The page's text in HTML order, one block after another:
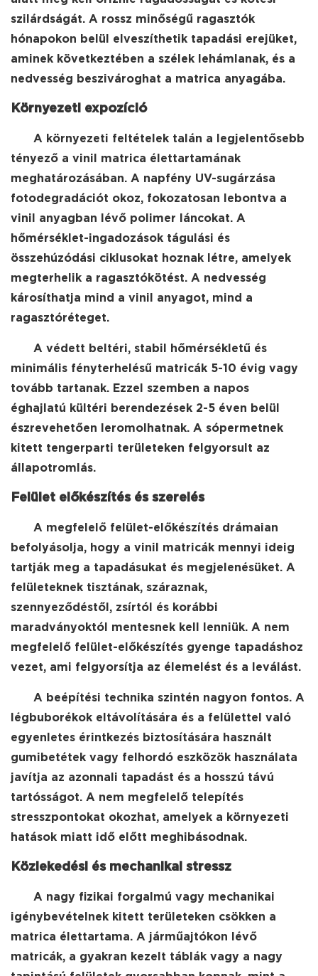
szilárdságát. A rossz minőségű ragasztók
hónapokon belül elveszíthetik tapadási erejüket,
aminek következtében a szélek lehámlanak, és a
nedvesség beszivároghat a matrica anyagába.
Környezeti expozíció
A környezeti feltételek talán a legjelentősebb
tényező a vinil matrica élettartamának
meghatározásában. A napfény UV-sugárzása
fotodegradációt okoz, fokozatosan lebontva a
vinil anyagban lévő polimer láncokat. A
hőmérséklet-ingadozások tágulási és
összehúzódási ciklusokat hoznak létre, amelyek
megterhelik a ragasztókötést. A nedvesség
károsíthatja mind a vinil anyagot, mind a
ragasztóréteget.
A védett beltéri, stabil hőmérsékletű és
minimális fényterhelésű matricák 5-10 évig vagy
tovább tartanak. Ezzel szemben a napos
éghajlatú kültéri berendezések 2-5 éven belül
észrevehetően leromolhatnak. A sópermetnek
kitett tengerparti területeken felgyorsult az
állapotromlás.
Felület előkészítés és szerelés
A megfelelő felület-előkészítés drámaian
befolyásolja, hogy a vinil matricák mennyi ideig
tartják meg a tapadásukat és megjelenésüket. A
felületeknek tisztának, száraznak,
szennyeződéstől, zsírtól és korábbi
maradványoktól mentesnek kell lenniük. A nem
megfelelő felület-előkészítés gyenge tapadáshoz
vezet, ami felgyorsítja az élemelést és a leválást.
A beépítési technika szintén nagyon fontos. A
légbuborékok eltávolítására és a felülettel való
egyenletes érintkezés biztosítására használt
gumibetétek vagy felhordó eszközök használata
javítja az azonnali tapadást és a hosszú távú
tartósságot. A nem megfelelő telepítés
stresszpontokat okozhat, amelyek a környezeti
hatások miatt idő előtt meghibásodnak.
Közlekedési és mechanikai stressz
A nagy fizikai forgalmú vagy mechanikai
igénybevételnek kitett területeken csökken a
matrica élettartama. A járműajtókon lévő
matricák, a gyakran kezelt táblák vagy a nagy